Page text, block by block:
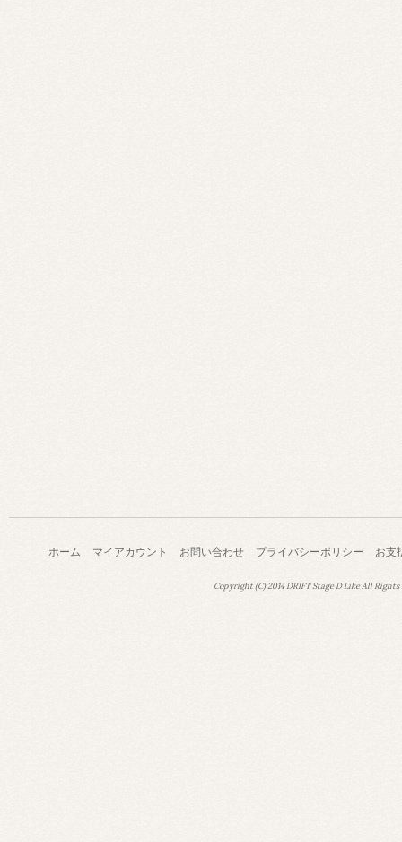
ホーム マイアカウント お問い合わせ プライバシーポリシー お支
Copyright (C) 2014 DRIFT Stage D Like All